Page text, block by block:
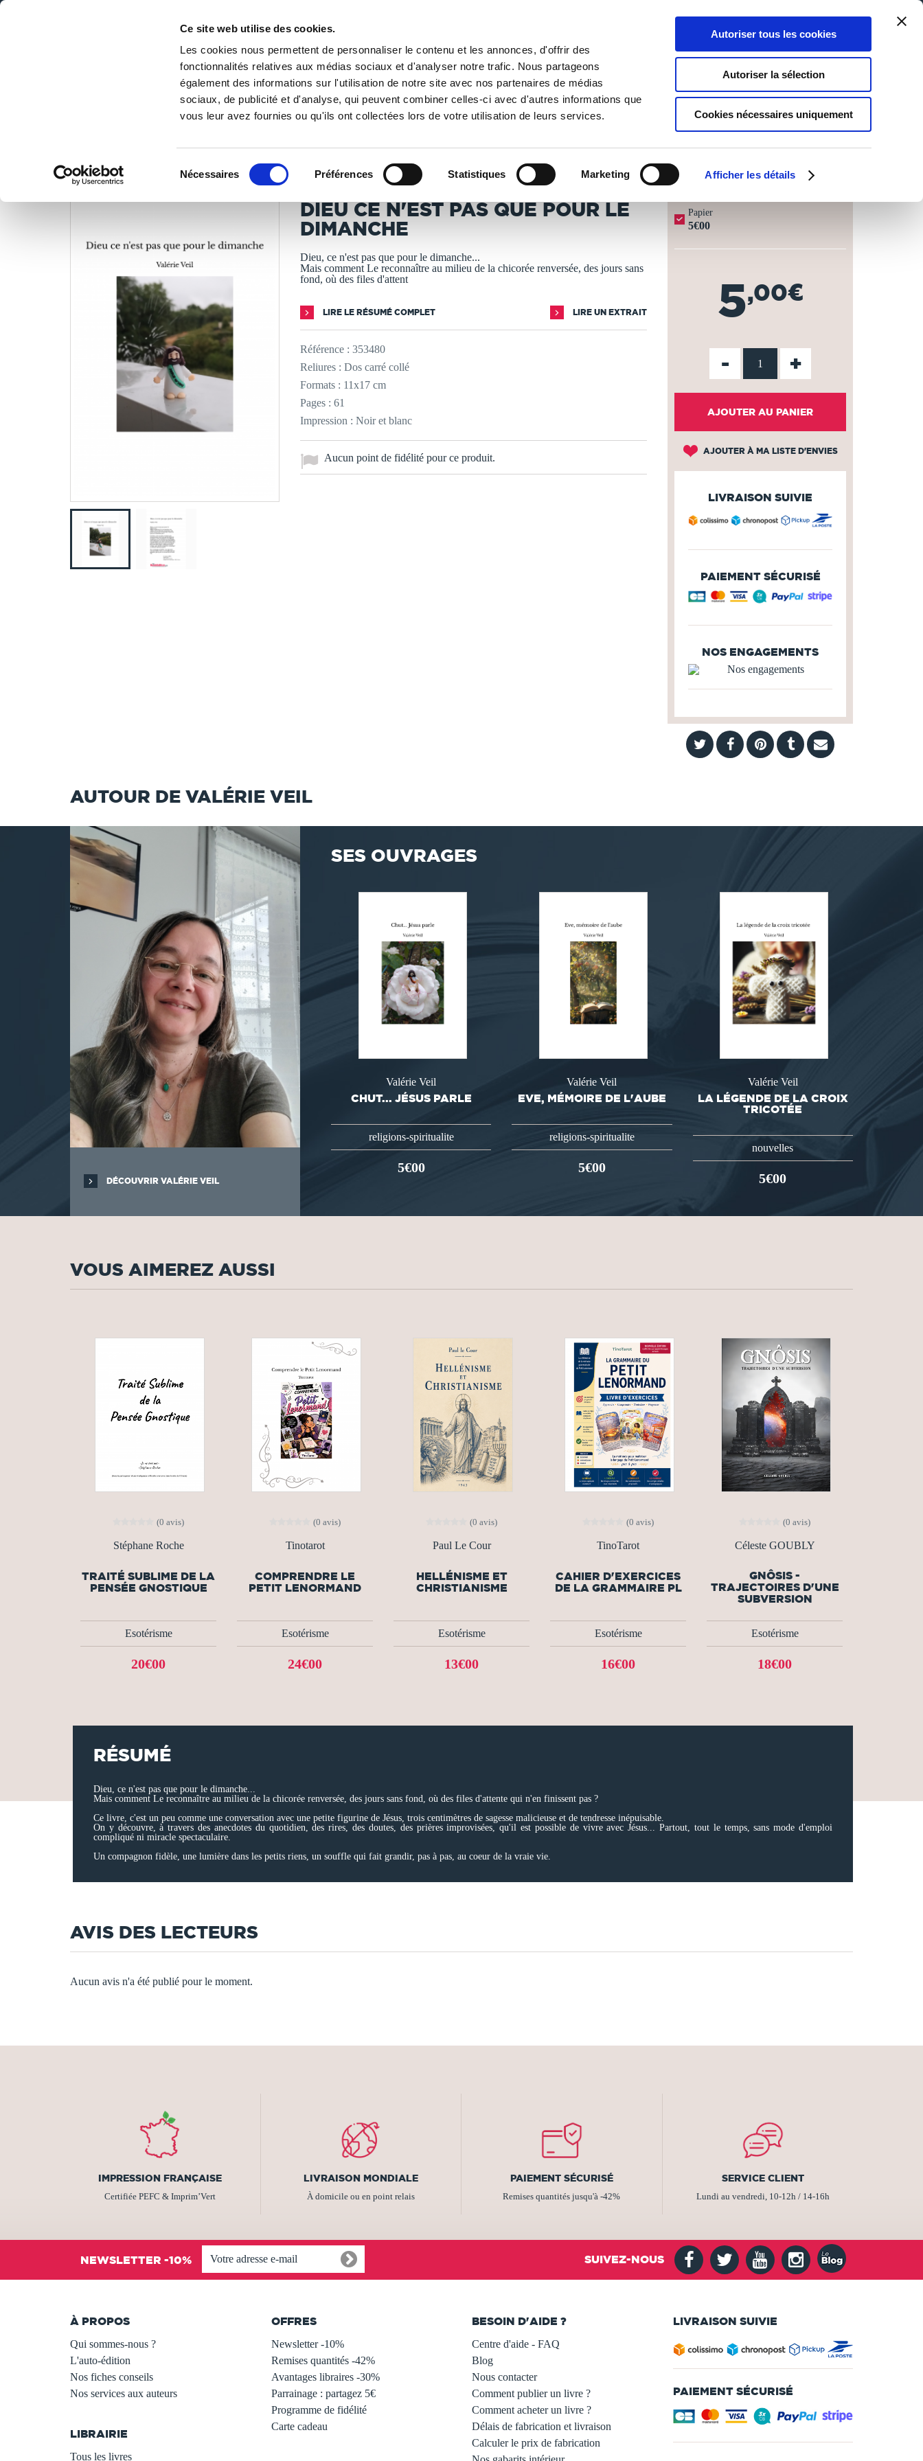
Ce site web utilise des cookies.
Les cookies nous permettent de personnaliser le contenu et les annonces, d'offrir des
fonctionnalités relatives aux médias sociaux et d'analyser notre trafic. Nous partageons
également des informations sur l'utilisation de notre site avec nos partenaires de médias
sociaux, de publicité et d'analyse, qui peuvent combiner celles-ci avec d'autres informations que
vous leur avez fournies ou qu'ils ont collectées lors de votre utilisation de leurs services.
Nécessaires Préférences Statistiques Marketing Afficher les détails
Autoriser tous les cookies
Autoriser la sélection
Cookies nécessaires uniquement
DE LA PAGE BLANCHE... AU BEST SELLER
0
Panier
0
Ma liste
Connexion
PUBLIER UN LIVRE LIBRAIRIE
/ Culture & société / Religions & spiritualité / Dieu ce n'est pas que pour le dimanche
LES LIVRES SONT IMPRIMÉS À LA DEMANDE - DÉLAI ACTUEL : 3 À 5 JOURS OUVRÉS ⏱️
DIEU CE N'EST PAS QUE POUR LE
DIMANCHE
Dieu, ce n'est pas que pour le dimanche...
Mais comment Le reconnaître au milieu de la chicorée renversée, des jours sans
fond, où des files d'attent
LIRE LE RÉSUMÉ COMPLET LIRE UN EXTRAIT
Référence : 353480
Reliures : Dos carré collé
Formats : 11x17 cm
Pages : 61
Impression : Noir et blanc
Aucun point de fidélité pour ce produit.
Papier
5€00
5,00€
- +
AJOUTER AU PANIER
AJOUTER À MA LISTE D'ENVIES
LIVRAISON SUIVIE
PAIEMENT SÉCURISÉ
NOS ENGAGEMENTS
AUTOUR DE VALÉRIE VEIL
DÉCOUVRIR VALÉRIE VEIL
SES OUVRAGES
Valérie Veil
CHUT... JÉSUS PARLE
religions-spiritualite
5€00
Valérie Veil
EVE, MÉMOIRE DE L'AUBE
religions-spiritualite
5€00
Valérie Veil
LA LÉGENDE DE LA CROIX
TRICOTÉE
nouvelles
5€00
VOUS AIMEREZ AUSSI
(0 avis)
Stéphane Roche
TRAITÉ SUBLIME DE LA
PENSÉE GNOSTIQUE
Esotérisme
20€00
(0 avis)
Tinotarot
COMPRENDRE LE
PETIT LENORMAND
Esotérisme
24€00
(0 avis)
Paul Le Cour
HELLÉNISME ET
CHRISTIANISME
Esotérisme
13€00
(0 avis)
TinoTarot
CAHIER D'EXERCICES
DE LA GRAMMAIRE PL
Esotérisme
16€00
(0 avis)
Céleste GOUBLY
GNÔSIS -
TRAJECTOIRES D'UNE
SUBVERSION
Esotérisme
18€00
RÉSUMÉ
Dieu, ce n'est pas que pour le dimanche...
Mais comment Le reconnaître au milieu de la chicorée renversée, des jours sans fond, où des files d'attente qui n'en finissent pas ?
Ce livre, c'est un peu comme une conversation avec une petite figurine de Jésus, trois centimètres de sagesse malicieuse et de tendresse inépuisable.
On y découvre, à travers des anecdotes du quotidien, des rires, des doutes, des prières improvisées, qu'il est possible de vivre avec Jésus... Partout, tout le temps, sans mode d'emploi
compliqué ni miracle spectaculaire.
Un compagnon fidèle, une lumière dans les petits riens, un souffle qui fait grandir, pas à pas, au coeur de la vraie vie.
AVIS DES LECTEURS
Aucun avis n'a été publié pour le moment.
IMPRESSION FRANÇAISE
Certifiée PEFC & Imprim’Vert
LIVRAISON MONDIALE
À domicile ou en point relais
PAIEMENT SÉCURISÉ
Remises quantités jusqu'à -42%
SERVICE CLIENT
Lundi au vendredi, 10-12h / 14-16h
NEWSLETTER -10% SUIVEZ-NOUS
À PROPOS
Qui sommes-nous ?
L'auto-édition
Nos fiches conseils
Nos services aux auteurs
LIBRAIRIE
Tous les livres
OFFRES
Newsletter -10%
Remises quantités -42%
Avantages libraires -30%
Parrainage : partagez 5€
Programme de fidélité
Carte cadeau
BESOIN D'AIDE ?
Centre d'aide - FAQ
Blog
Nous contacter
Comment publier un livre ?
Comment acheter un livre ?
Délais de fabrication et livraison
Calculer le prix de fabrication
LIVRAISON SUIVIE
PAIEMENT SÉCURISÉ